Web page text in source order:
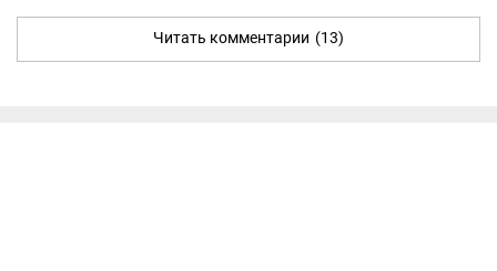
Читать комментарии (13)